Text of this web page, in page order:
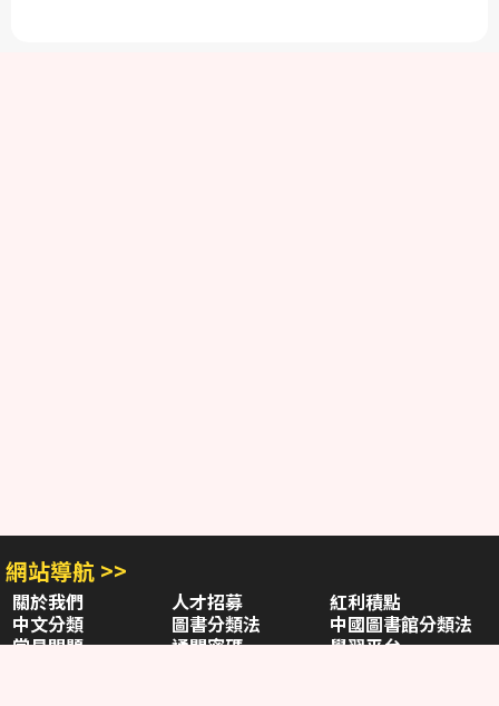
網站導航 >>
關於我們 人才招募
紅利積點
中文分類
圖書分類法
中國圖書館分類法
常見問題
通關密碼
學習平台